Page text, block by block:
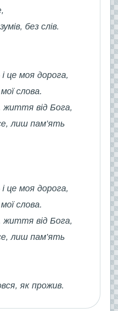
без слів.
це моя дорога,
слова.
життя від Бога,
лиш пам’ять
це моя дорога,
слова.
життя від Бога,
лиш пам’ять